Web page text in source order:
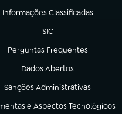
Informações Classificadas
(abre em nova aba)
SIC
(abre em nova aba)
Perguntas Frequentes
(abre em nova aba)
Dados Abertos
(abre em nova aba)
Sanções Administrativas
(abre em nova aba)
e Aspectos Tecnológicos
nova aba)